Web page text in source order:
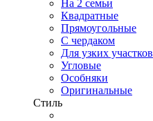
На 2 семьи
Квадратные
Прямоугольные
С чердаком
Для узких участков
Угловые
Особняки
Оригинальные
Стиль